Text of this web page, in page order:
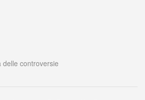
delle controversie